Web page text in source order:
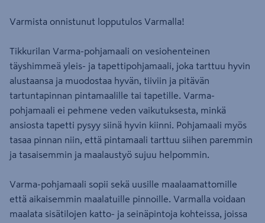
Varmista onnistunut lopputulos Varmalla!
Tikkurilan Varma-pohjamaali on vesiohenteinen
täyshimmeä yleis- ja tapettipohjamaali, joka tarttuu hyvin
alustaansa ja muodostaa hyvän, tiiviin ja pitävän
tartuntapinnan pintamaalille tai tapetille. Varma-
pohjamaali ei pehmene veden vaikutuksesta, minkä
ansiosta tapetti pysyy siinä hyvin kiinni. Pohjamaali myös
tasaa pinnan niin, että pintamaali tarttuu siihen paremmin
ja tasaisemmin ja maalaustyö sujuu helpommin.
Varma-pohjamaali sopii sekä uusille maalaamattomille
että aikaisemmin maalatuille pinnoille. Varmalla voidaan
maalata sisätilojen katto- ja seinäpintoja kohteissa, joissa